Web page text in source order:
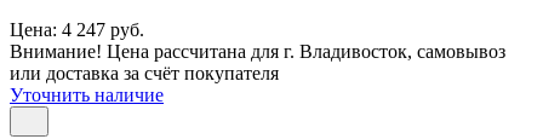
Цена: 4 247 руб.
Внимание! Цена рассчитана для г. Владивосток, самовывоз
или доставка за счёт покупателя
Уточнить наличие